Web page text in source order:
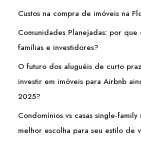
Custos na compra de imóveis na
Comunidades Planejadas: por que
famílias e investidores?
O futuro dos aluguéis de curto
investir em imóveis para Airbnb
2025?
Condomínios vs casas single-
melhor escolha para seu estilo de